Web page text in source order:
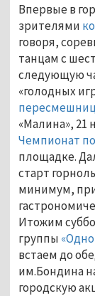
Впервые в
зрителями
говоря,
танцам с
следующую
«голодных
«Малина», 21
Чемпионат
площадке.
старт
минимум,
Итожим
группы
встаем до
им.Бондина
городскую